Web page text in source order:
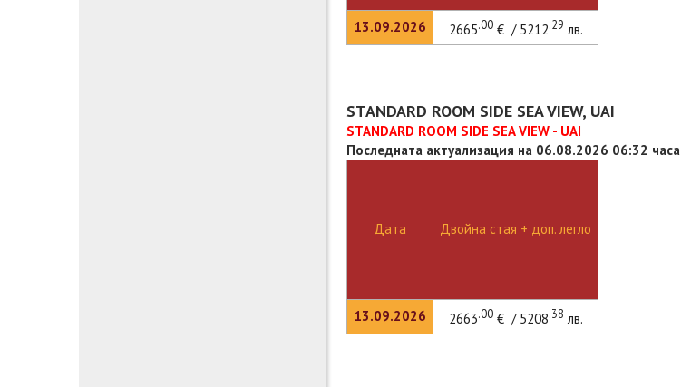
13.09.2026 2665.00€ / 5212.29 лв.
STANDARD ROOM SIDE SEA VIEW, UAI
STANDARD ROOM SIDE SEA VIEW - UAI
Последната актуализация на 06.08.2026 06:32 часа
Дата
13.09.2026
Двойна стая + доп. легло
2663.00€ / 5208.38 лв.